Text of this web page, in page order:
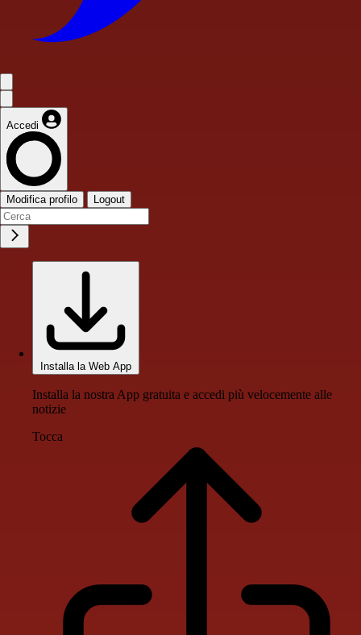
Accedi
Modifica profilo Logout
Installa la Web App
Installa la nostra App gratuita e accedi più velocemente alle
notizie
Tocca